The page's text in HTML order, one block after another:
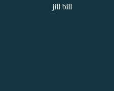
jill bill